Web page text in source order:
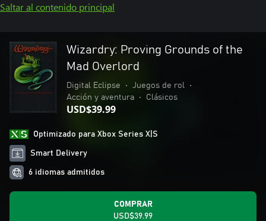
Saltar al contenido principal
Wizardry: Proving Grounds of the
Mad Overlord
Digital Eclipse • Juegos de rol
•
Acción y aventura
• Clásicos
USD$39.99
Optimizado para Xbox Series X|S
Smart Delivery
6 idiomas admitidos
COMPRAR
USD$39.99